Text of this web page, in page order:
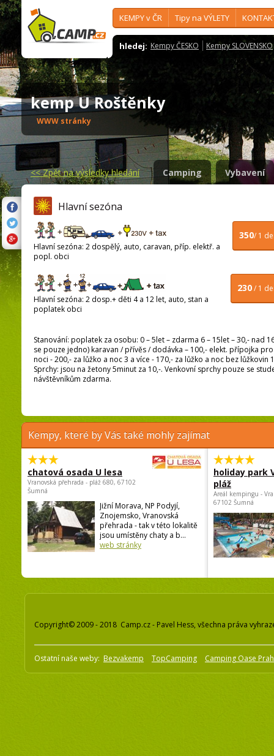
KEMPY v ČR Tipy na VÝLETY
hledej: Kempy ČESKO Kempy SLOVENSKO
kemp U Roštěnky
WWW stránky
<<Zpět na výsledky hledání Camping Vybavení
Hlavní sezóna
350/ 1
Hlavní sezóna: 2 dospělý, auto, caravan, příp. elektř. a
popl. obci
230/ 1
Hlavní sezóna: 2 dosp.+ děti 4 a 12 let, auto, stan a
poplatek obci
Stanování: poplatek za osobu: 0 – 5let – zdarma 6 – 15let – 30,- nad
se pouze jedno) karavan / přívěs / dodávka – 100,- elekt. přípojka
noci - 200,- za lůžko a noc 3 a více - 170,- za lůžko a noc bez
Sprchy: jsou na žetony 5minut za 10,-. Venkovní sprchy pouze se
návštěvníkům zdarma.
Kempy, které by Vás také mohly zajímat
chatová osada U lesa
Vranovská přehrada - pláž 680, 67102
Šumná
Jižní Morava, NP Podyjí,
Znojemsko, Vranovská
přehrada - tak v této lokalitě
jsou umístěny chaty a b...
web stránky
holiday park
pláž
Areál kempingu -
67102 Šumná
Copyright© 2009 - 2018 Camp.cz - Pavel Hess, všechna práva
Ostatní naše weby: Bezvakemp TopCamping Camping Oase